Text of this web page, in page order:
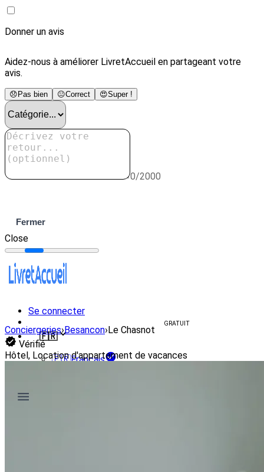
Donner un avis
Aidez-nous à améliorer LivretAccueil en partageant votre
avis.
😞 Pas bien 😐Correct 😍Super !
0/2000
Fermer
Close
Se connecter
GRATUIT
🇫🇷
🇫🇷Français
Conciergeries›Besancon› Le Chasnot
Vérifié
Hôtel, Location d'appartement de vacances